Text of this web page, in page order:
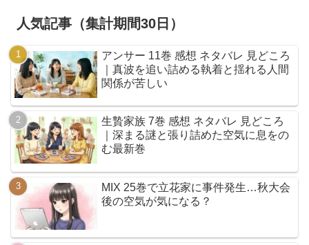
人気記事（集計期間30日）
アンサー 11巻 感想 ネタバレ 見どころ
｜真波を追い詰める執着と揺れる人間
関係が苦しい
生贄家族 7巻 感想 ネタバレ 見どころ
｜深まる謎と張り詰めた空気に息をの
む最新巻
MIX 25巻で立花家に事件発生…秋大会
後の空気が気になる？